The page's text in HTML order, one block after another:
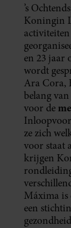
’s
Koningin
en 23 jaar
wordt
Ara Cora,
belang
voor de
ze zich
voor staat
krijgen
Máxima
een